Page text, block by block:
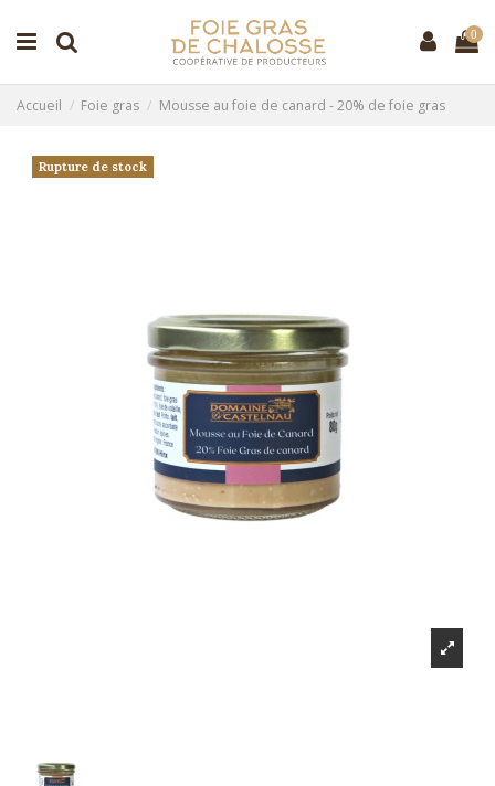
0
Accueil Foie gras Mousse au foie de canard - 20% de foie gras
Rupture de stock